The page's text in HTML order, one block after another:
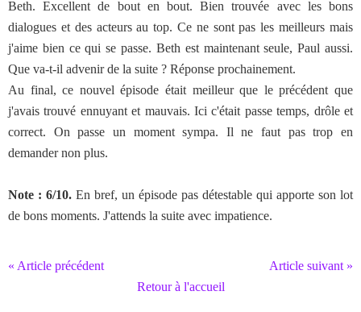
Beth. Excellent de bout en bout. Bien trouvée avec les bons
dialogues et des acteurs au top. Ce ne sont pas les meilleurs mais
j'aime bien ce qui se passe. Beth est maintenant seule, Paul aussi.
Que va-t-il advenir de la suite ? Réponse prochainement.
Au final, ce nouvel épisode était meilleur que le précédent que
j'avais trouvé ennuyant et mauvais. Ici c'était passe temps, drôle et
correct. On passe un moment sympa. Il ne faut pas trop en
demander non plus.
Note : 6/10. En bref, un épisode pas détestable qui apporte son lot
de bons moments. J'attends la suite avec impatience.
« Article précédent
Article suivant »
Retour à l'accueil